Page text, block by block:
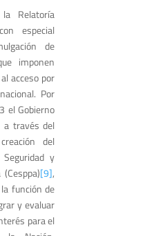
Relatoría
especial
de
imponen
acceso por
Por
el Gobierno
a través del
del
y
[9],
función de
y evaluar
para el